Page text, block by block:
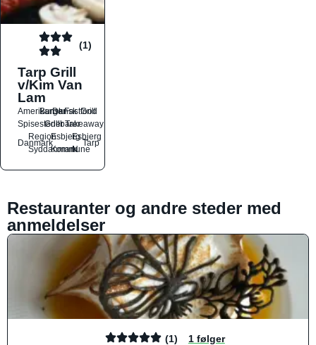
(1)
Tarp Grill
v/Kim Van
Lam
Amerikansk
BurgerDanskFastfood
Grill
SpisestederGrillbarerTakeaway
Danmark
Region
Syddanmark
Esbjerg
Kommune
Esbjerg
N
Tarp
Restauranter og andre steder med
anmeldelser
(1) 1 følger